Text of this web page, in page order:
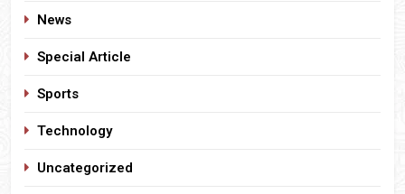
News
Special Article
Sports
Technology
Uncategorized